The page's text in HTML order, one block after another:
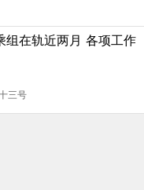
组在轨近两月 各项工作
三号